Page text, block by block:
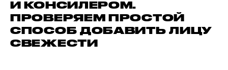
И КОНСИЛЕРОМ.
ПРОВЕРЯЕМ ПРОСТОЙ
СПОСОБ ДОБАВИТЬ ЛИЦУ
СВЕЖЕСТИ